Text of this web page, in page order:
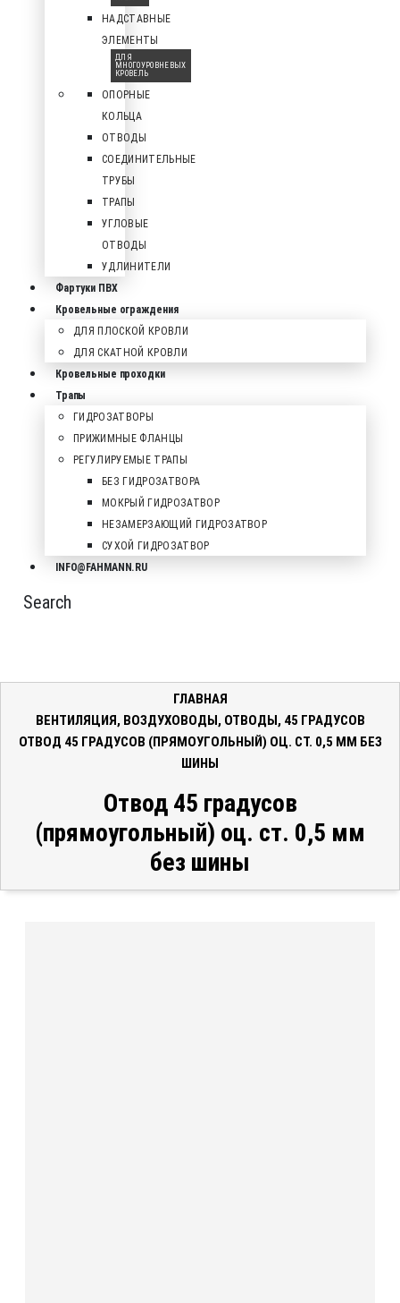
НАДСТАВНЫЕ
ЭЛЕМЕНТЫ
ДЛЯ
МНОГОУРОВНЕВЫХ
КРОВЕЛЬ
ОПОРНЫЕ
КОЛЬЦА
ОТВОДЫ
СОЕДИНИТЕЛЬНЫЕ
ТРУБЫ
ТРАПЫ
УГЛОВЫЕ
ОТВОДЫ
УДЛИНИТЕЛИ
Фартуки ПВХ
Кровельные ограждения
ДЛЯ ПЛОСКОЙ КРОВЛИ
ДЛЯ СКАТНОЙ КРОВЛИ
Кровельные проходки
Трапы
ГИДРОЗАТВОРЫ
ПРИЖИМНЫЕ ФЛАНЦЫ
РЕГУЛИРУЕМЫЕ ТРАПЫ
БЕЗ ГИДРОЗАТВОРА
МОКРЫЙ ГИДРОЗАТВОР
НЕЗАМЕРЗАЮЩИЙ ГИДРОЗАТВОР
СУХОЙ ГИДРОЗАТВОР
INFO@FAHMANN.RU
Search
ГЛАВНАЯ
ВЕНТИЛЯЦИЯ, ВОЗДУХОВОДЫ, ОТВОДЫ, 45 ГРАДУСОВ
ОТВОД 45 ГРАДУСОВ (ПРЯМОУГОЛЬНЫЙ) ОЦ. СТ. 0,5 ММ БЕЗ
ШИНЫ
Отвод 45 градусов
(прямоугольный) оц. ст. 0,5 мм
без шины